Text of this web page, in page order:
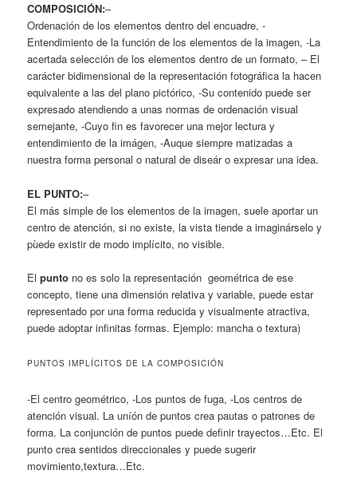
COMPOSICIÓN:–
Ordenación de los elementos dentro del encuadre, -
Entendimiento de la función de los elementos de la imagen, -La
acertada selección de los elementos dentro de un formato, – El
carácter bidimensional de la representación fotográfica la hacen
equivalente a las del plano pictórico, -Su contenido puede ser
expresado atendiendo a unas normas de ordenación visual
semejante, -Cuyo fin es favorecer una mejor lectura y
entendimiento de la imágen, -Auque siempre matizadas a
nuestra forma personal o natural de diseár o expresar una idea.
EL PUNTO:–
El más simple de los elementos de la imagen, suele aportar un
centro de atención, si no existe, la vista tiende a imaginárselo y
pùede existir de modo implícito, no visible.
Elpunto no es solo la representación geométrica de ese
concepto, tiene una dimensión relativa y variable, puede estar
representado por una forma reducida y visualmente atractiva,
puede adoptar infinitas formas. Ejemplo: mancha o textura)
PUNTOS IMPLÍCITOS DE LA COMPOSICIÓN
-El centro geométrico, -Los puntos de fuga, -Los centros de
atención visual. La uníón de puntos crea pautas o patrones de
forma. La conjunción de puntos puede definir trayectos…Etc. El
punto crea sentidos direccionales y puede sugerir
movimiento,textura…Etc.